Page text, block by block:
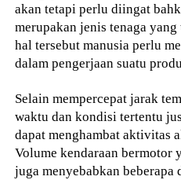
akan tetapi perlu diingat
merupakan jenis tenaga
hal tersebut manusia perlu
dalam pengerjaan suatu
Selain mempercepat jarak
waktu dan kondisi tertentu
dapat menghambat aktivitas
Volume kendaraan bermotor
juga menyebabkan